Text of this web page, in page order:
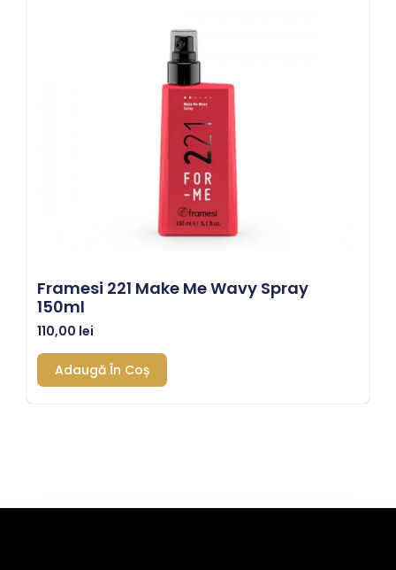
Framesi 221 Make Me Wavy Spray
150ml
110,00 lei
Adaugă În Coș